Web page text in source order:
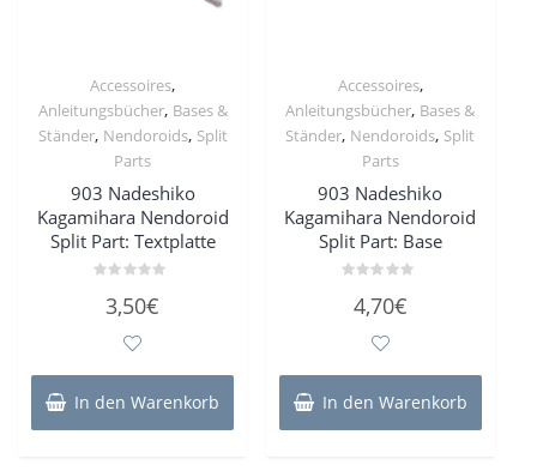
Accessoires,
Anleitungsbücher, Bases &
Ständer, Nendoroids, Split
Parts
903 Nadeshiko
Kagamihara Nendoroid
Split Part: Textplatte
mit
3,50€
In den Warenkorb
Accessoires,
Anleitungsbücher, Bases &
Ständer, Nendoroids, Split
Parts
903 Nadeshiko
Kagamihara Nendoroid
Split Part: Base
mit4,70€
In den Warenkorb